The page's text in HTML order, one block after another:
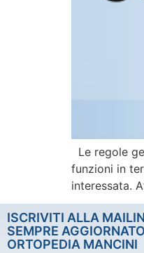
Le regole
funzioni in
interessata.
ISCRIVITI ALLA
SEMPRE
ORTOPEDIA MANCINI